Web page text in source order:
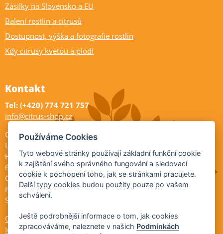
Zásilky na Slovensko a EU
Balení rostlin a citrusů
Dostupnost, výška a fotografie rostlin
Kdy citrusy kvetou a plodí
Kontakt
Tel: (+420) 774 721 757
info@citrus-shop.cz
Citrus shop zahradnictví
Legionářů 2
Hodonín
695 01
Otevřeno:
Po-Pá 9-17
So 9-11:30
Ochrana osobních údajů
Informace ÚKZÚZ
Používáme Cookies
Tyto webové stránky používají základní funkční cookie
k zajištění svého správného fungování a sledovací
cookie k pochopení toho, jak se stránkami pracujete.
Další typy cookies budou použity pouze po vašem
schválení.
Ještě podrobnější informace o tom, jak cookies
zpracováváme, naleznete v našich Podmínkách